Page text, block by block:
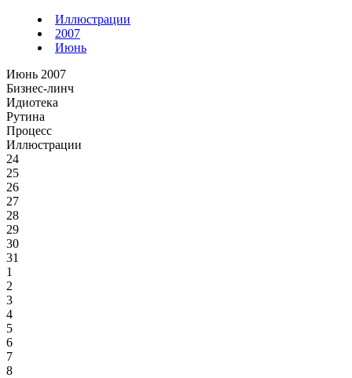
Иллюстрации
2007
Июнь
Июнь 2007
Бизнес-линч
Идиотека
Рутина
Процесс
Иллюстрации
24
25
26
27
28
29
30
31
1
2
3
4
5
6
7
8